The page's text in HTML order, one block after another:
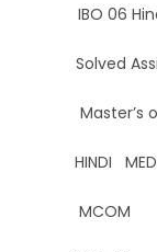
Solved
of